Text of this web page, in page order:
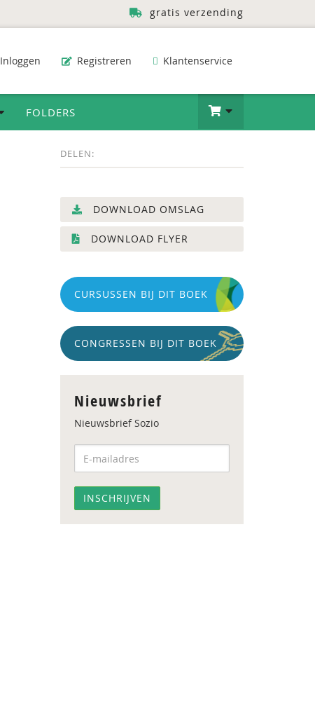
gratis verzending
Inloggen Registreren Klantenservice
FOLDERS
DELEN:
DOWNLOAD OMSLAG
DOWNLOAD FLYER
CURSUSSEN BIJ DIT BOEK
CONGRESSEN BIJ DIT BOEK
Nieuwsbrief
Nieuwsbrief Sozio